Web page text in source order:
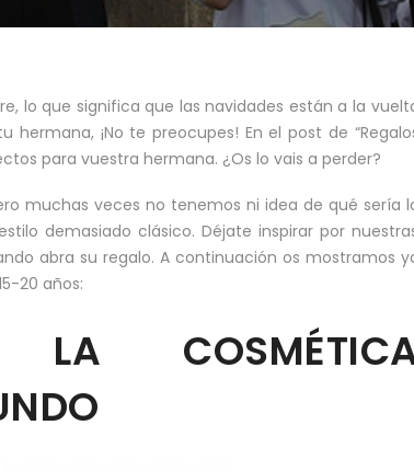
lo que significa que las navidades están a la
¡No te preocupes! En el post de
para vuestra hermana. ¿Os lo vais a perder?
muchas veces no tenemos ni idea de qué sería
demasiado clásico. Déjate inspirar por
abra su regalo. A continuación os mostramos
20 años:
LA